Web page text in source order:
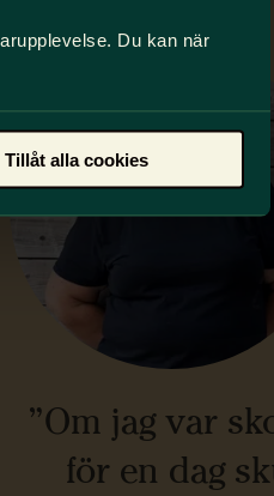
Du kan när
Tillåt alla cookies
”Om jag var
för en dag